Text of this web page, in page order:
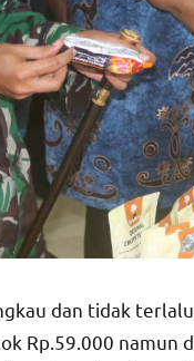
dan tidak
Rp.59.000 namun